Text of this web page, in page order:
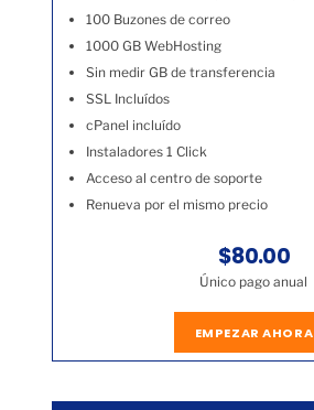
100 Buzones de correo
1000 GB WebHosting
Sin medir GB de transferencia
SSL Incluídos
cPanel incluído
Instaladores 1 Click
Acceso al centro de soporte
Renueva por el mismo precio
$80.00
Único pago anual
EMPEZAR AHORA